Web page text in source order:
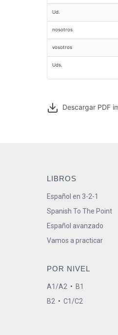
Ud.
nosotros
vosotros
Uds.
Descargar PDF
LIBROS
Español en 3-2-1
Spanish To The Point
Español avanzado
Vamos a practicar
POR NIVEL
A1/A2 • B1
B2 • C1/C2